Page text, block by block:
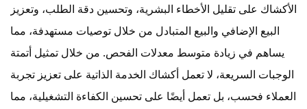
الأكشاك على تقليل الأخطاء البشرية، وتحسين دقة الطلب، وتعزيز
البيع الإضافي والبيع المتبادل من خلال توصيات مستهدفة، مما
يساهم في زيادة متوسط ​​معدلات الفحص. من خلال تمثيل أتمتة
الوجبات السريعة، لا تعمل أكشاك الخدمة الذاتية على تعزيز تجربة
العملاء فحسب، بل تعمل أيضًا على تحسين الكفاءة التشغيلية، مما